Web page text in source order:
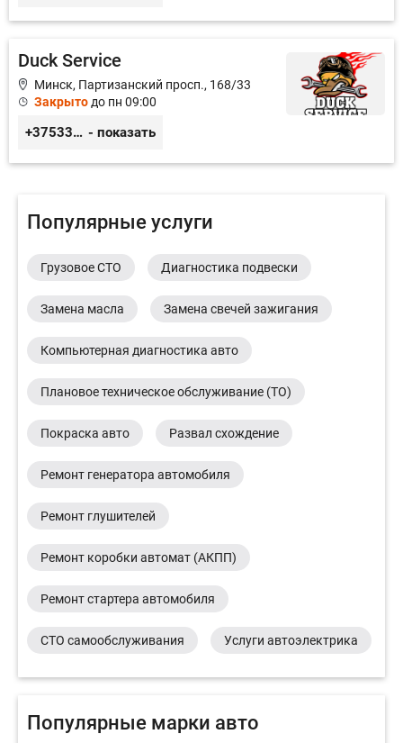
Duck Service
Минск, Партизанский просп., 168/33
Закрытодо пн 09:00
+375333416710 - показать
Популярные услуги
Грузовое СТО Диагностика подвески
Замена масла Замена свечей зажигания
Компьютерная диагностика авто
Плановое техническое обслуживание (ТО)
Покраска авто Развал схождение
Ремонт генератора автомобиля
Ремонт глушителей
Ремонт коробки автомат (АКПП)
Ремонт стартера автомобиля
СТО самообслуживания Услуги автоэлектрика
Популярные марки авто